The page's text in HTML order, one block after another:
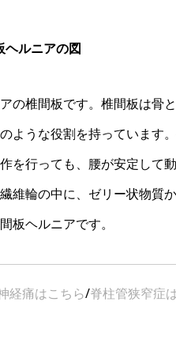
ヘルニアの図
の椎間板です。椎間板は骨
ような役割を持っています
を行っても、腰が安定して
維輪の中に、ゼリー状物質
板ヘルニアです。
経痛はこちら/脊柱管狭窄症